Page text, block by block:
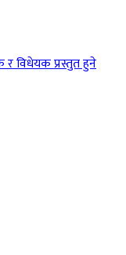
र विधेयक प्रस्तुत हुने